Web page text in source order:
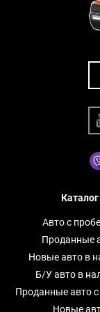
Каталог
Авто с
Проданные
Новые авто в
Б/У авто в
Проданные авто
Новые